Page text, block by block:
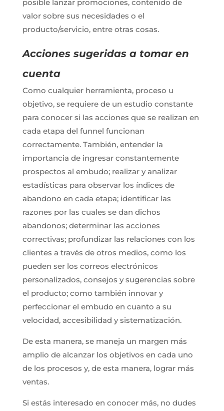
posible lanzar promociones, contenido de
valor sobre sus necesidades o el
producto/servicio, entre otras cosas.
Acciones sugeridas a tomar en
cuenta
Como cualquier herramienta, proceso u
objetivo, se requiere de un estudio constante
para conocer si las acciones que se realizan en
cada etapa del funnel funcionan
correctamente. También, entender la
importancia de ingresar constantemente
prospectos al embudo; realizar y analizar
estadísticas para observar los índices de
abandono en cada etapa; identificar las
razones por las cuales se dan dichos
abandonos; determinar las acciones
correctivas; profundizar las relaciones con los
clientes a través de otros medios, como los
pueden ser los correos electrónicos
personalizados, consejos y sugerencias sobre
el producto; como también innovar y
perfeccionar el embudo en cuanto a su
velocidad, accesibilidad y sistematización.
De esta manera, se maneja un margen más
amplio de alcanzar los objetivos en cada uno
de los procesos y, de esta manera, lograr más
ventas.
Si estás interesado en conocer más, no dudes